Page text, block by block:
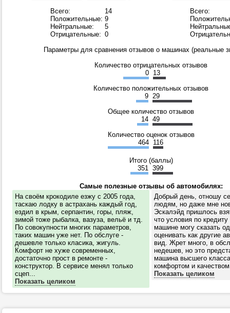
Всего:
14
Положительные: 9
Нейтральные:
5
Отрицательные: 0
Всего:
Параметры для сравнения отзывов о машинах (реальные
Количество отрицательных отзывов
0 13
Количество положительных отзывов
9 29
Общее количество отзывов
14 49
Количество оценок отзывов
464 116
Итого (баллы)
351 399
Самые полезные отзывы об автомобилях:
На своём крокодиле езжу с 2005 года,
таскаю лодку в астрахань каждый год,
ездил в крым, серпантин, горы, пляж,
зимой тоже рыбалка, вазуза, вельё и тд.
По совокупности многих параметров,
таких машин уже нет. По обслуге -
дешевле только класика, жигуль.
Комфорт не хуже современных,
достаточно прост в ремонте -
конструктор. В сервисе менял только
сцеп...
Показать целиком
Добрый день, отношу
людям, но даже мне
Эскалэйд пришлось
что условия по
машине могу сказать
оценивать как другие
вид. Жрет много, в
недешев, но это
машина высшего
комфортом и
Показать целиком